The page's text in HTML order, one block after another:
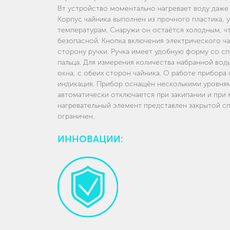
Вт устройство моментально нагревает воду
Корпус чайника выполнен из прочного пластика,
температурам. Снаружи он остаётся холодным,
безопасной. Кнопка включения электрического
сторону ручки. Ручка имеет удобную форму со
пальца. Для измерения количества набранной
окна, с обеих сторон чайника. О работе прибора
индикация. Прибор оснащён несколькими
автоматически отключается при закипании и
нагревательный элемент представлен закрытой
ограничен.
ИННОВАЦИИ: